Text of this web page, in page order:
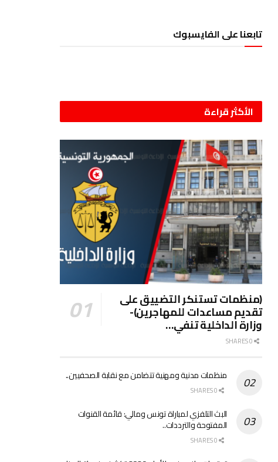
تابعنا على الفايسبوك
الأكثر قراءة
(منظمات تستنكر التضييق على
تقديم مساعدات للمهاجرين)-
وزارة الداخلية تنفي…
منظمات مدنية ومهنية تتضامن مع نقابة الصحفيين..
البث التلفزي لمباراة تونس ومالي: قائمة القنوات
المفتوحة والترددات..